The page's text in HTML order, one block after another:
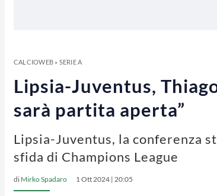
CALCIOWEB» SERIE A
Lipsia-Juventus,
sarà partita aperta”
Lipsia-Juventus, la conferenza
sfida di Champions League
di Mirko Spadaro 1 Ott 2024 | 20:05